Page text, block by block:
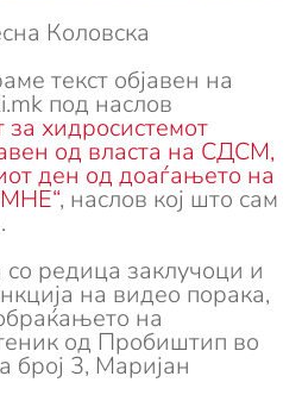
Коловска
текст објавен на
под наслов
за хидросистемот
од власта на СДСМ,
ден од доаѓањето на
, наслов кој што сам
со редица заклучоци и
на видео порака,
на
од Пробиштип во
број 3, Маријан